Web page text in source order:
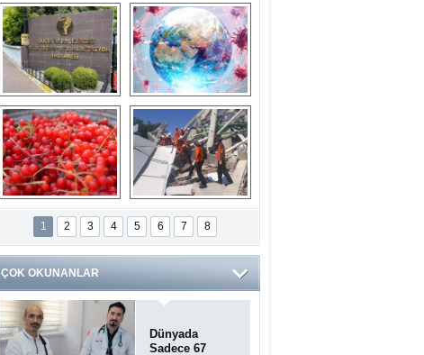
Ve burası da bir
devlet hastanesi
14 soruda
Koronavirüs
hakkında kendinizi
test edin...
Gilaburu meyvesi
kanserden koruyor
Endonezya’daki
deprem: Ölü sayısı
bin 203'e yükseldi
1 2 3 4 5 6 7 8
ÇOK OKUNANLAR
Dünyada
Sadece 67